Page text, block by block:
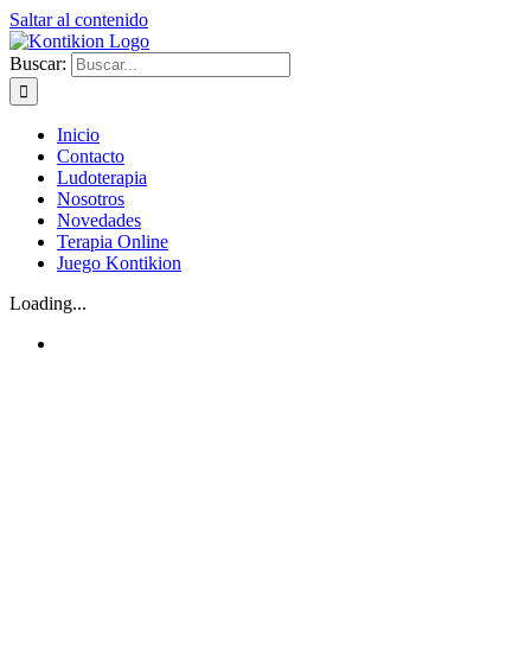
Saltar al contenido
Buscar:
Inicio
Contacto
Ludoterapia
Nosotros
Novedades
Terapia Online
Juego Kontikion
Loading...